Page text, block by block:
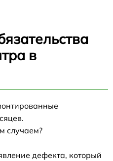
в
случаем?
дефекта, который